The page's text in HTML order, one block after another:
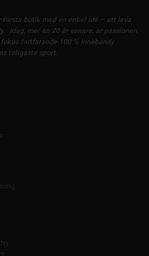
första butik med en enkel idé – att leva
Idag, mer än 20 år senare, är passionen
fortfarande 100 % innebandy.
roligaste sport.